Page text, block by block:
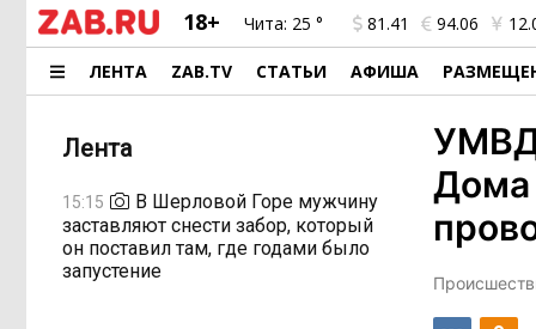
18+ Чита: 25 ° 81.41 94.06
ЛЕНТА ZAB.TV СТАТЬИ АФИША
Лента
15:15
В Шерловой Горе мужчину
заставляют снести забор, который
он поставил там, где годами было
запустение
Дома